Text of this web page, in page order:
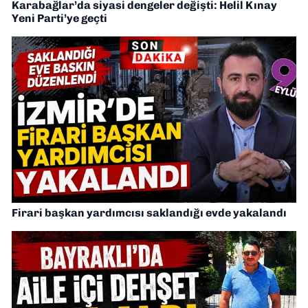
Karabağlar’da siyasi dengeler değişti: Helil Kınay
Yeni Parti’ye geçti
Firari başkan yardımcısı saklandığı evde yakalandı